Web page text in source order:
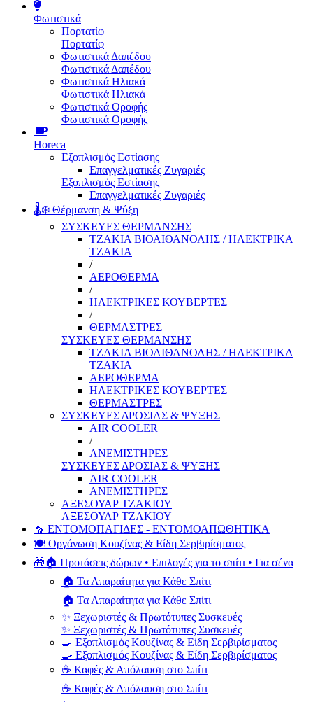
Φωτιστικά
Πορτατίφ
Πορτατίφ
Φωτιστικά Δαπέδου
Φωτιστικά Δαπέδου
Φωτιστικά Ηλιακά
Φωτιστικά Ηλιακά
Φωτιστικά Οροφής
Φωτιστικά Οροφής
Horeca
Εξοπλισμός Εστίασης
Επαγγελματικές Ζυγαριές
Εξοπλισμός Εστίασης
Επαγγελματικές Ζυγαριές
🌡️❄️ Θέρμανση & Ψύξη
ΣΥΣΚΕΥΕΣ ΘΕΡΜΑΝΣΗΣ
ΤΖΑΚΙΑ ΒΙΟΑΙΘΑΝΟΛΗΣ / ΗΛΕΚΤΡΙΚΑ
ΤΖΑΚΙΑ
/
ΑΕΡΟΘΕΡΜΑ
/
ΗΛΕΚΤΡΙΚΕΣ ΚΟΥΒΕΡΤΕΣ
/
ΘΕΡΜΑΣΤΡΕΣ
ΣΥΣΚΕΥΕΣ ΘΕΡΜΑΝΣΗΣ
ΤΖΑΚΙΑ ΒΙΟΑΙΘΑΝΟΛΗΣ / ΗΛΕΚΤΡΙΚΑ
ΤΖΑΚΙΑ
ΑΕΡΟΘΕΡΜΑ
ΗΛΕΚΤΡΙΚΕΣ ΚΟΥΒΕΡΤΕΣ
ΘΕΡΜΑΣΤΡΕΣ
ΣΥΣΚΕΥΕΣ ΔΡΟΣΙΑΣ & ΨΥΞΗΣ
AIR COOLER
/
ΑΝΕΜΙΣΤΗΡΕΣ
ΣΥΣΚΕΥΕΣ ΔΡΟΣΙΑΣ & ΨΥΞΗΣ
AIR COOLER
ΑΝΕΜΙΣΤΗΡΕΣ
ΑΞΕΣΟΥΑΡ ΤΖΑΚΙΟΥ
ΑΞΕΣΟΥΑΡ ΤΖΑΚΙΟΥ
🦟 ΕΝΤΟΜΟΠΑΓΙΔΕΣ - ΕΝΤΟΜΟΑΠΩΘΗΤΙΚΑ
🍽️ Οργάνωση Κουζίνας & Είδη Σερβιρίσματος
🎁🏠 Προτάσεις δώρων • Επιλογές για το σπίτι • Για σένα
🏠 Τα Απαραίτητα για Κάθε Σπίτι
🏠 Τα Απαραίτητα για Κάθε Σπίτι
✨ Ξεχωριστές & Πρωτότυπες Συσκευές
✨ Ξεχωριστές & Πρωτότυπες Συσκευές
🍳 Εξοπλισμός Κουζίνας & Είδη Σερβιρίσματος
🍳 Εξοπλισμός Κουζίνας & Είδη Σερβιρίσματος
☕ Καφές & Απόλαυση στο Σπίτι
☕ Καφές & Απόλαυση στο Σπίτι